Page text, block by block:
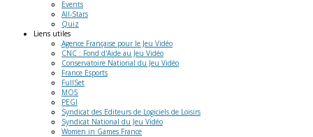
Events
All-Stars
Quiz
Liens utiles
Agence Française pour le Jeu Vidéo
CNC : Fond d'Aide au Jeu Vidéo
Conservatoire National du Jeu Vidéo
France Esports
FullSet
MO5
PEGI
Syndicat des Editeurs de Logiciels de Loisirs
Syndicat National du Jeu Vidéo
Women in Games France